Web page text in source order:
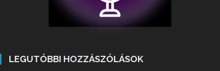
LEGUTÓBBI HOZZÁSZÓLÁSOK